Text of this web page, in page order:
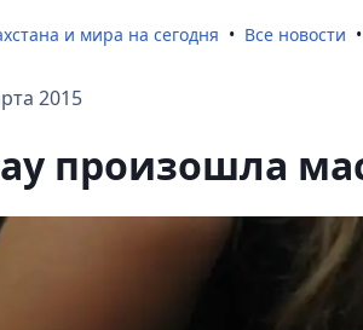
и мира на сегодня Все новости
2015
произошла